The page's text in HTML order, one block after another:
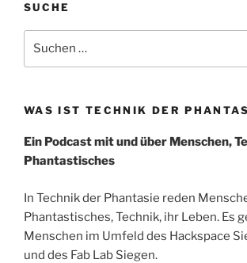
SUCHE
nach:
WAS IST TECHNIK DER
Ein Podcast mit und über Menschen,
Phantastisches
In Technik der Phantasie reden
Phantastisches, Technik, ihr Leben. Es
Menschen im Umfeld des Hackspace
und des Fab Lab Siegen.